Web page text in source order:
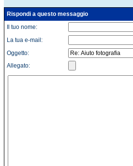
Rispondi a questo messaggio
Il tuo nome:
La tua e-mail:
Oggetto:
Allegato: